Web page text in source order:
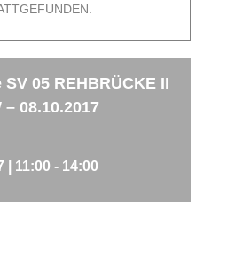
05 REHBRÜCKE II
– 08.10.2017
| 11:00 - 14:00